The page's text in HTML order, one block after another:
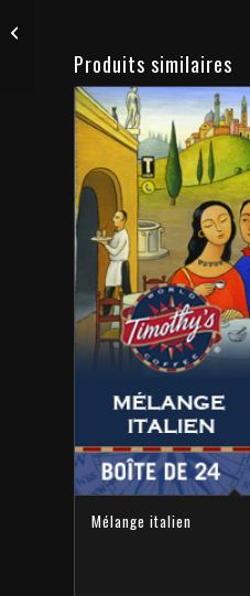
Produits similaires
Mélange italien